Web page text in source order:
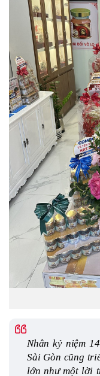
Nhân kỷ niệm
Sài Gòn cũng
lớn như một lời